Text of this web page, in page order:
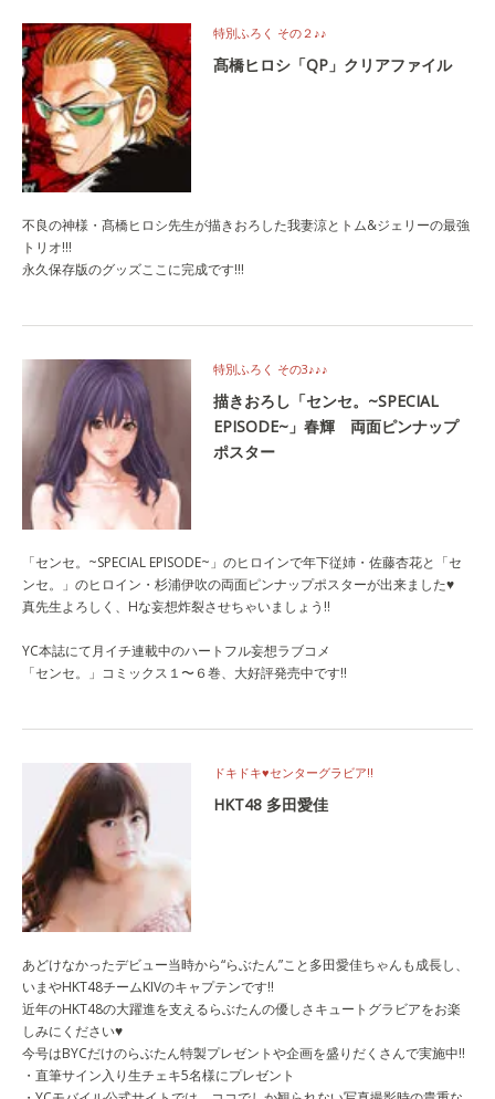
特別ふろく その２♪♪
髙橋ヒロシ「QP」クリアファイル
不良の神様・髙橋ヒロシ先生が描きおろした我妻涼とトム&ジェリーの最強
トリオ!!!
永久保存版のグッズここに完成です!!!
特別ふろく その3♪♪♪
描きおろし「センセ。~SPECIAL
EPISODE~」春輝 両面ピンナップ
ポスター
「センセ。~SPECIAL EPISODE~」のヒロインで年下従姉・佐藤杏花と「セ
ンセ。」のヒロイン・杉浦伊吹の両面ピンナップポスターが出来ました♥︎
真先生よろしく、Hな妄想炸裂させちゃいましょう!!
YC本誌にて月イチ連載中のハートフル妄想ラブコメ
「センセ。」コミックス１〜６巻、大好評発売中です!!
ドキドキ♥︎センターグラビア!!
HKT48 多田愛佳
あどけなかったデビュー当時から“らぶたん”こと多田愛佳ちゃんも成長し、
いまやHKT48チームKIVのキャプテンです!!
近年のHKT48の大躍進を支えるらぶたんの優しさキュートグラビアをお楽
しみにください♥︎
今号はBYCだけのらぶたん特製プレゼントや企画を盛りだくさんで実施中!!
・直筆サイン入り生チェキ5名様にプレゼント